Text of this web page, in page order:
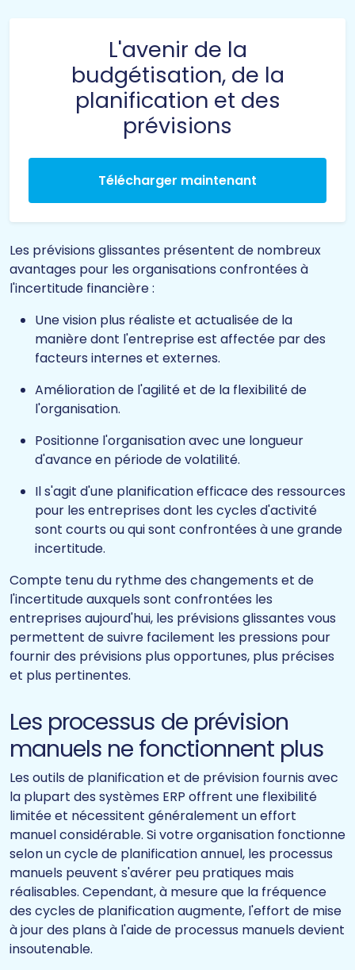
L'avenir de la
budgétisation, de la
planification et des
prévisions
Télécharger maintenant
Les prévisions glissantes présentent de nombreux
avantages pour les organisations confrontées à
l'incertitude financière :
Une vision plus réaliste et actualisée de la
manière dont l'entreprise est affectée par des
facteurs internes et externes.
Amélioration de l'agilité et de la flexibilité de
l'organisation.
Positionne l'organisation avec une longueur
d'avance en période de volatilité.
Il s'agit d'une planification efficace des ressources
pour les entreprises dont les cycles d'activité
sont courts ou qui sont confrontées à une grande
incertitude.
Compte tenu du rythme des changements et de
l'incertitude auxquels sont confrontées les
entreprises aujourd'hui, les prévisions glissantes vous
permettent de suivre facilement les pressions pour
fournir des prévisions plus opportunes, plus précises
et plus pertinentes.
Les processus de prévision
manuels ne fonctionnent plus
Les outils de planification et de prévision fournis avec
la plupart des systèmes ERP offrent une flexibilité
limitée et nécessitent généralement un effort
manuel considérable. Si votre organisation fonctionne
selon un cycle de planification annuel, les processus
manuels peuvent s'avérer peu pratiques mais
réalisables. Cependant, à mesure que la fréquence
des cycles de planification augmente, l'effort de mise
à jour des plans à l'aide de processus manuels devient
insoutenable.